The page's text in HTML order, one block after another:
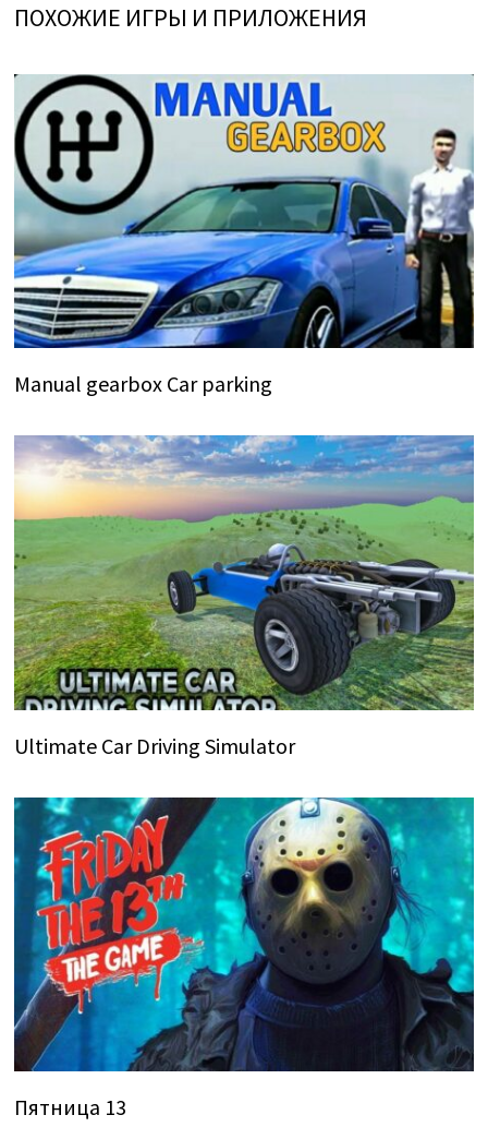
ПОХОЖИЕ ИГРЫ И ПРИЛОЖЕНИЯ
Manual gearbox Car parking
Ultimate Car Driving Simulator
Пятница 13